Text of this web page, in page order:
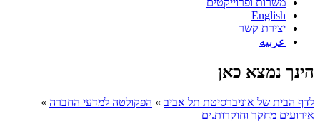
משרות ופרוייקטים
English
יצירת קשר
عربيه
הינך נמצא כאן
לדף הבית של אוניברסיטת תל אביב » הפקולטה למדעי החברה »
אירועים מחקר וחוקרות.ים